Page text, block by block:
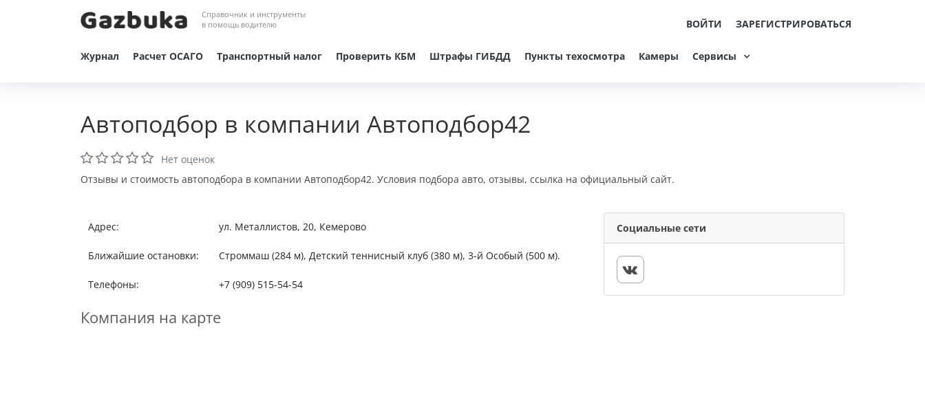
Справочник и инструменты
в помощь водителю
ВОЙТИ ЗАРЕГИСТРИРОВАТЬСЯ
Журнал Расчет ОСАГО Транспортный налог Проверить КБМ Штрафы ГИБДД Пункты техосмотра Камеры Сервисы
Автоподбор в компании Автоподбор42
Нет оценок
Отзывы и стоимость автоподбора в компании Автоподбор42. Условия подбора авто, отзывы, ссылка на официальный сайт.
Адрес: ул. Металлистов, 20, Кемерово
Ближайшие остановки: Строммаш (284 м), Детский теннисный клуб (380 м), 3-й Особый (500 м).
Телефоны: +7 (909) 515-54-54
Социальные сети
Компания на карте